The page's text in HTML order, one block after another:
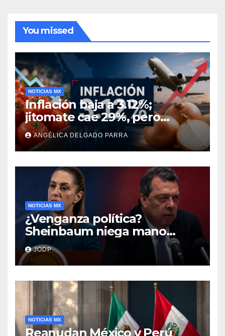
You missed
NOTICIAS MX
Inflación baja a 3.12%;
jitomate cae 29%, pero
cebolla y vuelos se
encarecen
ANGÉLICA DELGADO PARRA
NOTICIAS MX
¿Venganza política?
Sheinbaum niega mano
negra en captura de Ángel
Aguirre
JODP
NOTICIAS MX
Reanudan México y Perú